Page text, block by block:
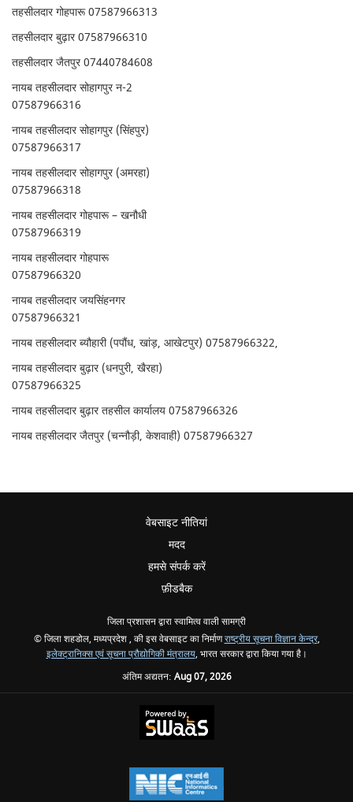
तहसीलदार गोहपारू 07587966313
तहसीलदार बुढ़ार 07587966310
तहसीलदार जैतपुर 07440784608
नायब तहसीलदार सोहागपुर न-2
07587966316
नायब तहसीलदार सोहागपुर (सिंहपुर)
07587966317
नायब तहसीलदार सोहागपुर (अमरहा)
07587966318
नायब तहसीलदार गोहपारू – खनौधी
07587966319
नायब तहसीलदार गोहपारू
07587966320
नायब तहसीलदार जयसिंहनगर
07587966321
नायब तहसीलदार ब्यौहारी (पपौंध, खांड़, आखेटपुर) 07587966322,
नायब तहसीलदार बुढ़ार (धनपुरी, खैरहा)
07587966325
नायब तहसीलदार बुढ़ार तहसील कार्यालय 07587966326
नायब तहसीलदार जैतपुर (चन्नौड़ी, केशवाही) 07587966327
वेबसाइट नीतियां
मदद
हमसे संपर्क करें
फ़ीडबैक
जिला प्रशासन द्वारा स्वामित्व वाली सामग्री
© जिला शहडोल, मध्यप्रदेश , की इस वेबसाइट का निर्माणराष्ट्रीय सूचना विज्ञान केन्द्र,
इलेक्ट्रानिक्स एवं सूचना प्रौद्योगिकी मंत्रालय, भारत सरकार द्वारा किया गया है।
अंतिम अद्यतन: Aug 07, 2026